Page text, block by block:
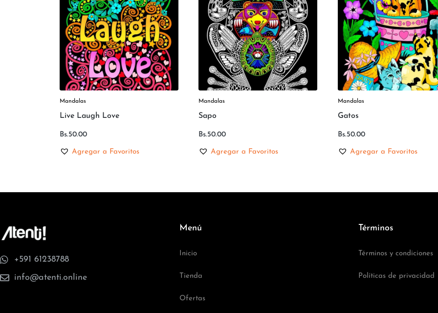
Mandalas
Live Laugh Love
Bs.50.00
Agregar a Favoritos
Mandalas
Sapo
Bs.50.00
Agregar a Favoritos
Mandalas
Gatos
Bs.50.00
Agregar a Favoritos
+591 61238788
info@atenti.online
Menú
Inicio
Tienda
Ofertas
Términos
Términos y condiciones
Políticas de privacidad